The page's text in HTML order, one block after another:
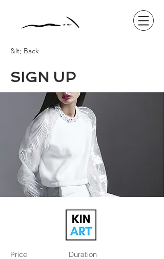
&lt; Back
SIGN UP
Price Duration